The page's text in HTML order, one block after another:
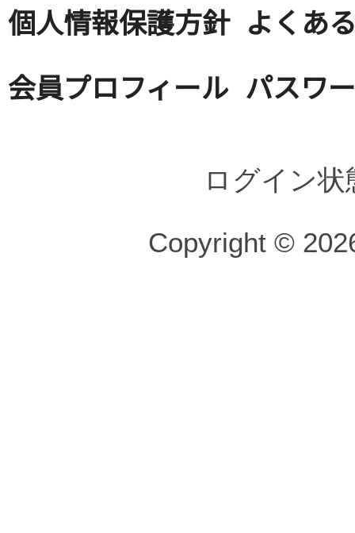
個人情報保護方針 よくあ
会員プロフィール パスワ
ログイン
Copyright ©